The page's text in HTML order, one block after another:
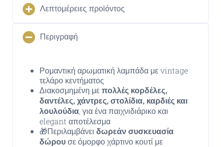
Λεπτομέρειες προϊόντος
Περιγραφή
Ρομαντική αρωματική λαμπάδα με vintage
τελάρο κεντήματος
Διακοσμημένη με πολλές κορδέλες,
δαντέλες, χάντρες, στολίδια, καρδιές και
λουλούδια, για ένα παιχνιδιάρικο και
elegant αποτέλεσμα
🎁Περιλαμβάνει δωρεάν συσκευασία
δώρου σε όμορφο χάρτινο κουτί με